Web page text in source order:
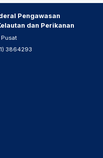
Pengawasan
dan Perikanan
Pusat
3864293